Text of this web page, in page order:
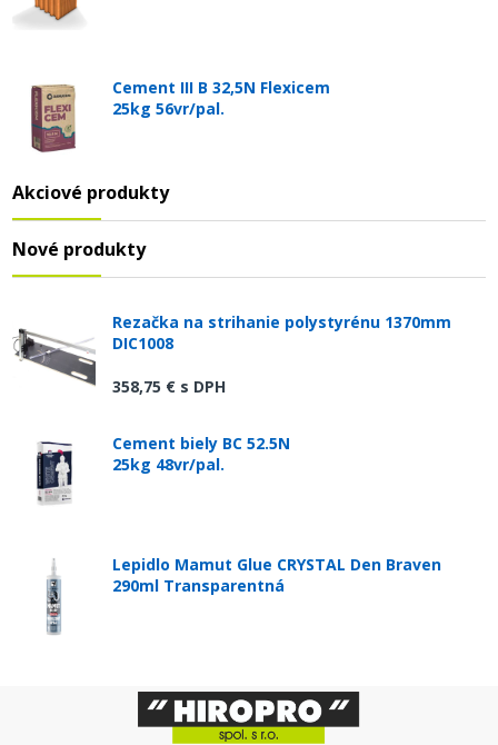
Cement III B 32,5N Flexicem
25kg 56vr/pal.
Akciové produkty
Nové produkty
Rezačka na strihanie polystyrénu 1370mm
DIC1008
358,75 € s DPH
Cement biely BC 52.5N
25kg 48vr/pal.
Lepidlo Mamut Glue CRYSTAL Den Braven
290ml Transparentná